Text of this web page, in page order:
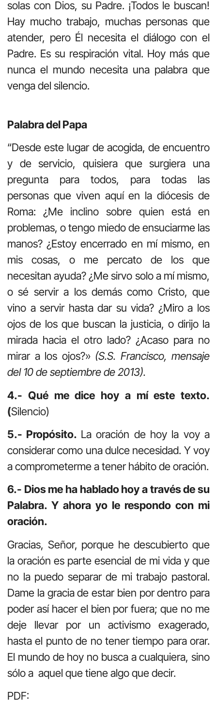
solas con Dios, su Padre. ¡Todos le buscan!
Hay mucho trabajo, muchas personas que
atender, pero Él necesita el diálogo con el
Padre. Es su respiración vital. Hoy más que
nunca el mundo necesita una palabra que
venga del silencio.
Palabra del Papa
“Desde este lugar de acogida, de encuentro
y de servicio, quisiera que surgiera una
pregunta para todos, para todas las
personas que viven aquí en la diócesis de
Roma: ¿Me inclino sobre quien está en
problemas, o tengo miedo de ensuciarme las
manos? ¿Estoy encerrado en mí mismo, en
mis cosas, o me percato de los que
necesitan ayuda? ¿Me sirvo solo a mí mismo,
o sé servir a los demás como Cristo, que
vino a servir hasta dar su vida? ¿Miro a los
ojos de los que buscan la justicia, o dirijo la
mirada hacia el otro lado? ¿Acaso para no
mirar a los ojos?» (S.S. Francisco, mensaje
del 10 de septiembre de 2013).
4.- Qué me dice hoy a mí este texto.
(Silencio)
5.- Propósito. La oración de hoy la voy a
considerar como una dulce necesidad. Y voy
a comprometerme a tener hábito de oración.
6.- Dios me ha hablado hoy a través de su
Palabra. Y ahora yo le respondo con mi
oración.
Gracias, Señor, porque he descubierto que
la oración es parte esencial de mi vida y que
no la puedo separar de mi trabajo pastoral.
Dame la gracia de estar bien por dentro para
poder así hacer el bien por fuera; que no me
deje llevar por un activismo exagerado,
hasta el punto de no tener tiempo para orar.
El mundo de hoy no busca a cualquiera, sino
sólo a aquel que tiene algo que decir.
PDF: